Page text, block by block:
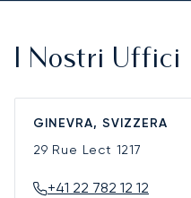
I Nostri Uffici
GINEVRA, SVIZZERA
29 Rue Lect 1217
+41 22 782 12 12